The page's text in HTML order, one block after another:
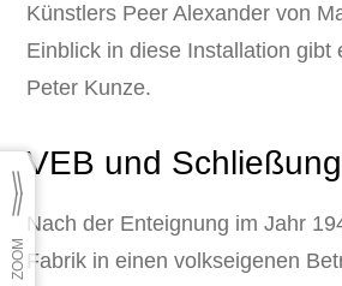
Künstlers Peer Alexander von
Einblick in diese Installation gibt
Peter Kunze.
VEB und Schließung
Nach der Enteignung im Jahr
Fabrik in einen volkseigenen